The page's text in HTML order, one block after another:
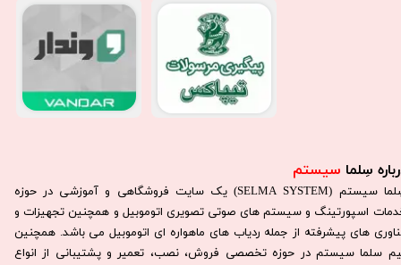
سِلما سیستم​​​​​​​
سِلما سيستم (SELMA SYSTEM) یک سایت فروشگاهی و آموزشی در حوزه
اسپورتینگ و سیستم های صوتی تصویری اتوموبیل و همچنین تجهیزات و
های پیشرفته از جمله ردیاب های ماهواره ای اتوموبیل می باشد. همچنين
سلما سيستم در حوزه تخصصی فروش، نصب، تعمير و پشتيبانی از انواع